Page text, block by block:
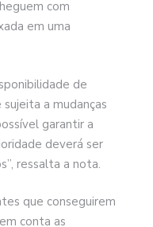
com
em uma
de
a mudanças
garantir a
deverá ser
ressalta a nota.
que conseguirem
conta as